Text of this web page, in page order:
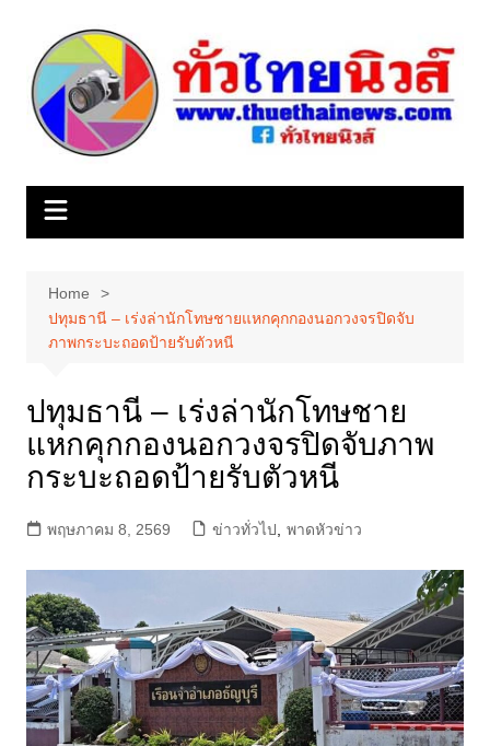
content
Home
ปทุมธานี – เร่งล่านักโทษชายแหกคุกกองนอกวงจรปิดจับ
ภาพกระบะถอดป้ายรับตัวหนี
ปทุมธานี – เร่งล่านักโทษชาย
แหกคุกกองนอกวงจรปิดจับภาพ
กระบะถอดป้ายรับตัวหนี
พฤษภาคม 8, 2569 ข่าวทั่วไป พาดหัวข่าว